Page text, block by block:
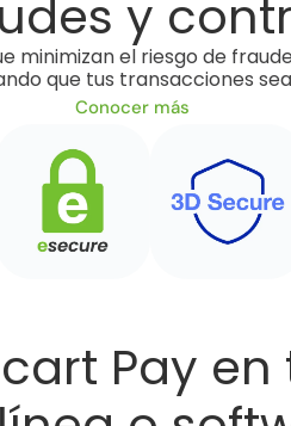
y
minimizan el riesgo de
que tus transacciones
Conocer más
Pay